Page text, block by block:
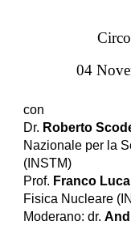
04
con
Dr. Roberto
Nazionale per la
(INSTM)
Prof. Franco
Fisica Nucleare
Moderano: dr.